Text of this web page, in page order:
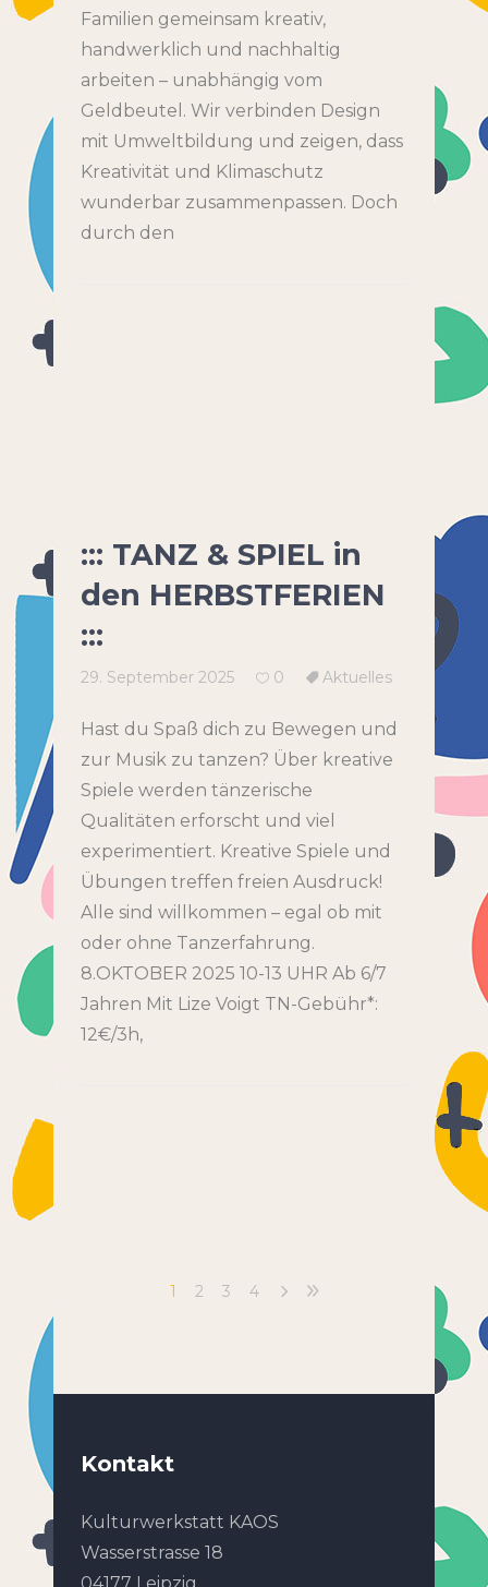
Familien gemeinsam kreativ,
handwerklich und nachhaltig
arbeiten – unabhängig vom
Geldbeutel. Wir verbinden Design
mit Umweltbildung und zeigen, dass
Kreativität und Klimaschutz
wunderbar zusammenpassen. Doch
durch den
::: TANZ & SPIEL in
den HERBSTFERIEN
:::
29. September 2025 0 Aktuelles
Hast du Spaß dich zu Bewegen und
zur Musik zu tanzen? Über kreative
Spiele werden tänzerische
Qualitäten erforscht und viel
experimentiert. Kreative Spiele und
Übungen treffen freien Ausdruck!
Alle sind willkommen – egal ob mit
oder ohne Tanzerfahrung.
8.OKTOBER 2025 10-13 UHR Ab 6/7
Jahren Mit Lize Voigt TN-Gebühr*:
12€/3h,
1 2 3 4
Kontakt
Kulturwerkstatt KAOS
Wasserstrasse 18